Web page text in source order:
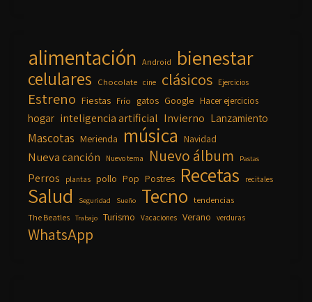
alimentación Android bienestar
celulares Chocolate cine clásicos Ejercicios
Estreno Fiestas Frío gatos Google Hacer ejercicios
hogar inteligencia artificial Invierno Lanzamiento
Mascotas Merienda música Navidad
Nueva canción Nuevo tema Nuevo álbum Pastas
Perros plantas pollo Pop Postres Recetas recitales
Salud Seguridad Sueño Tecno tendencias
The Beatles Trabajo Turismo Vacaciones Verano verduras
WhatsApp